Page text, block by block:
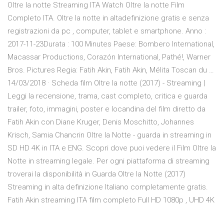
Oltre la notte Streaming ITA Watch Oltre la notte Film
Completo ITA. Oltre la notte in altadefinizione gratis e senza
registrazioni da pc , computer, tablet e smartphone. Anno :
2017-11-23Durata : 100 Minutes Paese: Bombero International,
Macassar Productions, Corazón International, Pathé!, Warner
Bros. Pictures Regia: Fatih Akin, Fatih Akin, Mélita Toscan du …
14/03/2018 · Scheda film Oltre la notte (2017) - Streaming |
Leggi la recensione, trama, cast completo, critica e guarda
trailer, foto, immagini, poster e locandina del film diretto da
Fatih Akin con Diane Kruger, Denis Moschitto, Johannes
Krisch, Samia Chancrin Oltre la Notte - guarda in streaming in
SD HD 4K in ITA e ENG. Scopri dove puoi vedere il Film Oltre la
Notte in streaming legale. Per ogni piattaforma di streaming
troverai la disponibilità in Guarda Oltre la Notte (2017)
Streaming in alta definizione Italiano completamente gratis.
Fatih Akin streaming ITA film completo Full HD 1080p , UHD 4K